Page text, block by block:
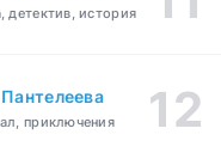
детектив, история
приключения